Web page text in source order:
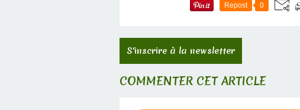
Repost 0
S'inscrire à la newsletter
COMMENTER CET ARTICLE